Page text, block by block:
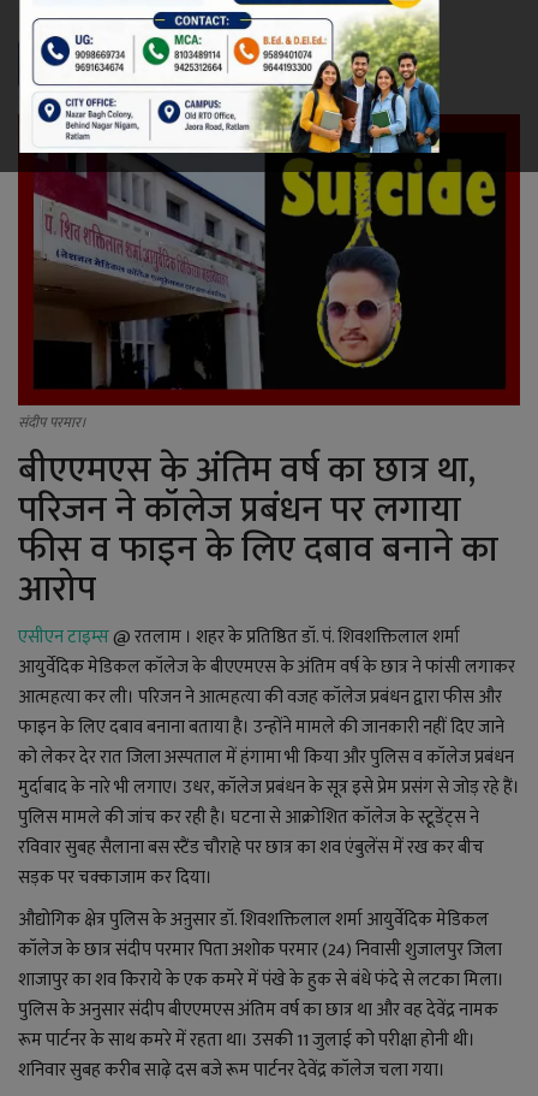
रेलवे
खेल
ज्योतिष
कला-साहित्य
निर्वाचन
करियर
वीडियो
YouTube
Language
English Hiindi
संदीप परमार।
बीएएमएस के अंतिम वर्ष का छात्र था,
परिजन ने कॉलेज प्रबंधन पर लगाया
फीस व फाइन के लिए दबाव बनाने का
आरोप
एसीएन टाइम्स@ रतलाम । शहर के प्रतिष्ठित डॉ. पं. शिवशक्तिलाल शर्मा
आयुर्वेदिक मेडिकल कॉलेज के बीएएमएस के अंतिम वर्ष के छात्र ने फांसी लगाकर
आत्महत्या कर ली। परिजन ने आत्महत्या की वजह कॉलेज प्रबंधन द्वारा फीस और
फाइन के लिए दबाव बनाना बताया है। उन्होंने मामले की जानकारी नहीं दिए जाने
को लेकर देर रात जिला अस्पताल में हंगामा भी किया और पुलिस व कॉलेज प्रबंधन
मुर्दाबाद के नारे भी लगाए। उधर, कॉलेज प्रबंधन के सूत्र इसे प्रेम प्रसंग से जोड़ रहे हैं।
पुलिस मामले की जांच कर रही है। घटना से आक्रोशित कॉलेज के स्टूडेंट्स ने
रविवार सुबह सैलाना बस स्टैंड चौराहे पर छात्र का शव एंबुलेंस में रख कर बीच
सड़क पर चक्काजाम कर दिया।
औद्योगिक क्षेत्र पुलिस के अऩुसार डॉ. शिवशक्तिलाल शर्मा आयुर्वेदिक मेडिकल
कॉलेज के छात्र संदीप परमार पिता अशोक परमार (24) निवासी शुजालपुर जिला
शाजापुर का शव किराये के एक कमरे में पंखे के हुक से बंधे फंदे से लटका मिला।
पुलिस के अनुसार संदीप बीएएमएस अंतिम वर्ष का छात्र था और वह देवेंद्र नामक
रूम पार्टनर के साथ कमरे में रहता था। उसकी 11 जुलाई को परीक्षा होनी थी।
शनिवार सुबह करीब साढ़े दस बजे रूम पार्टनर देवेंद्र कॉलेज चला गया।